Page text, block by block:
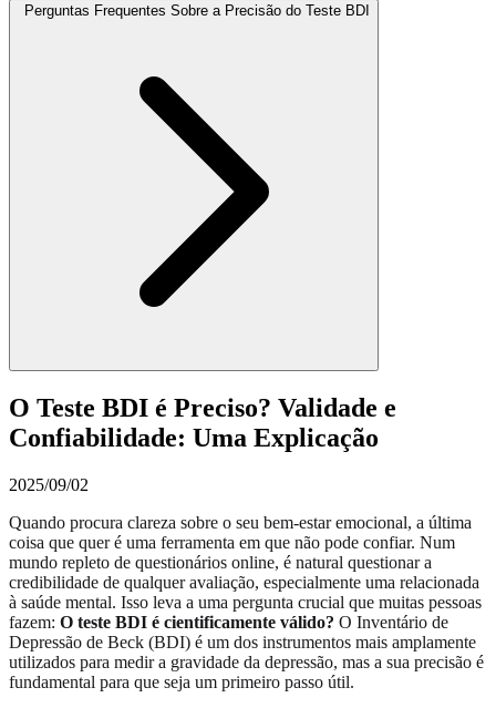
Perguntas Frequentes Sobre a Precisão do Teste BDI
O Teste BDI é Preciso? Validade e
Confiabilidade: Uma Explicação
2025/09/02
Quando procura clareza sobre o seu bem-estar emocional, a última
coisa que quer é uma ferramenta em que não pode confiar. Num
mundo repleto de questionários online, é natural questionar a
credibilidade de qualquer avaliação, especialmente uma relacionada
à saúde mental. Isso leva a uma pergunta crucial que muitas pessoas
fazem: O teste BDI é cientificamente válido? O Inventário de
Depressão de Beck (BDI) é um dos instrumentos mais amplamente
utilizados para medir a gravidade da depressão, mas a sua precisão é
fundamental para que seja um primeiro passo útil.